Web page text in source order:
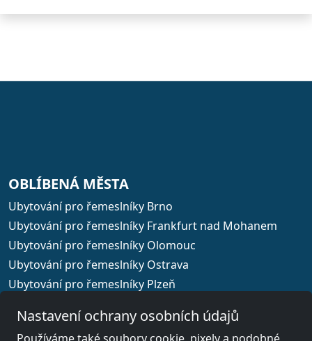
OBLÍBENÁ MĚSTA
Ubytování pro řemeslníky Brno
Ubytování pro řemeslníky Frankfurt nad Mohanem
Ubytování pro řemeslníky Olomouc
Ubytování pro řemeslníky Ostrava
Ubytování pro řemeslníky Plzeň
Nastavení ochrany osobních údajů